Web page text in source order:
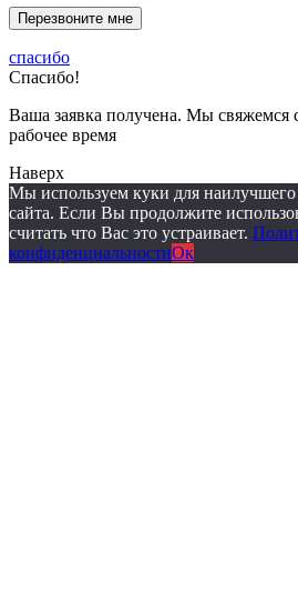
спасибо
Спасибо!
Ваша заявка получена. Мы
рабочее время
Наверх
Мы используем куки для наилучшего
сайта. Если Вы продолжите
считать что Вас это устраивает.
конфиденциальностиОк